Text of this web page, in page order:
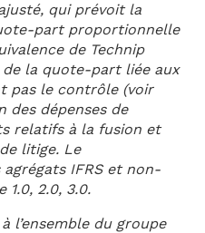
qui prévoit la
part proportionnelle
de Technip
la quote-part liée aux
pas le contrôle (voir
des dépenses de
relatifs à la fusion et
litige. Le
IFRS et non-
1.0, 2.0, 3.0.
l’ensemble du groupe